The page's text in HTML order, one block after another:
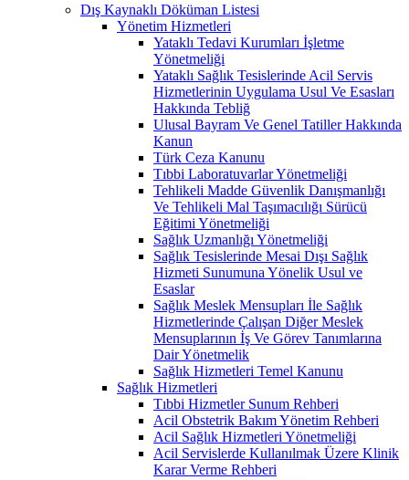
Dış Kaynaklı Döküman Listesi
Yönetim Hizmetleri
Yataklı Tedavi Kurumları İşletme
Yönetmeliği
Yataklı Sağlık Tesislerinde Acil Servis
Hizmetlerinin Uygulama Usul Ve Esasları
Hakkında Tebliğ
Ulusal Bayram Ve Genel Tatiller Hakkında
Kanun
Türk Ceza Kanunu
Tıbbi Laboratuvarlar Yönetmeliği
Tehlikeli Madde Güvenlik Danışmanlığı
Ve Tehlikeli Mal Taşımacılığı Sürücü
Eğitimi Yönetmeliği
Sağlık Uzmanlığı Yönetmeliği
Sağlık Tesislerinde Mesai Dışı Sağlık
Hizmeti Sunumuna Yönelik Usul ve
Esaslar
Sağlık Meslek Mensupları İle Sağlık
Hizmetlerinde Çalışan Diğer Meslek
Mensuplarının İş Ve Görev Tanımlarına
Dair Yönetmelik
Sağlık Hizmetleri Temel Kanunu
Sağlık Hizmetleri
Tıbbi Hizmetler Sunum Rehberi
Acil Obstetrik Bakım Yönetim Rehberi
Acil Sağlık Hizmetleri Yönetmeliği
Acil Servislerde Kullanılmak Üzere Klinik
Karar Verme Rehberi